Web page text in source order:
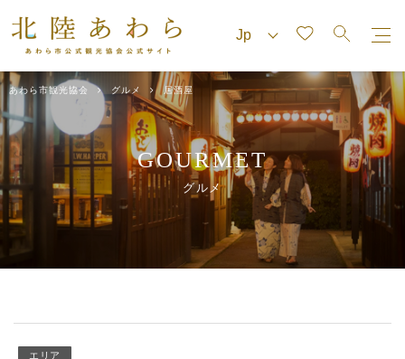
あわら市観光協会 グルメ 居酒屋
GOURMET
グルメ
エリア